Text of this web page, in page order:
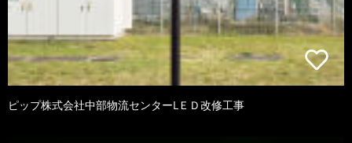
ピップ株式会社中部物流センターLＥＤ改修工事